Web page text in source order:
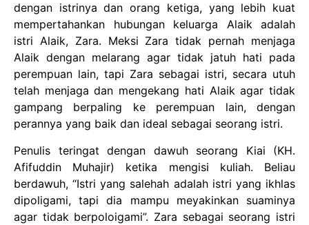
dengan istrinya dan orang ketiga, yang lebih kuat
mempertahankan hubungan keluarga Alaik adalah
istri Alaik, Zara. Meksi Zara tidak pernah menjaga
Alaik dengan melarang agar tidak jatuh hati pada
perempuan lain, tapi Zara sebagai istri, secara utuh
telah menjaga dan mengekang hati Alaik agar tidak
gampang berpaling ke perempuan lain, dengan
perannya yang baik dan ideal sebagai seorang istri.
Penulis teringat dengan dawuh seorang Kiai (KH.
Afifuddin Muhajir) ketika mengisi kuliah. Beliau
berdawuh, “Istri yang salehah adalah istri yang ikhlas
dipoligami, tapi dia mampu meyakinkan suaminya
agar tidak berpoloigami”. Zara sebagai seorang istri